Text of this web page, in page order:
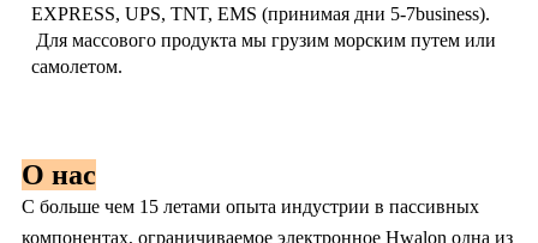
EXPRESS, UPS, TNT, EMS (принимая дни 5-7business).
Для массового продукта мы грузим морским путем или
самолетом.
О нас
С больше чем 15 летами опыта индустрии в пассивных
компонентах, ограничиваемое электронное Hwalon одна из